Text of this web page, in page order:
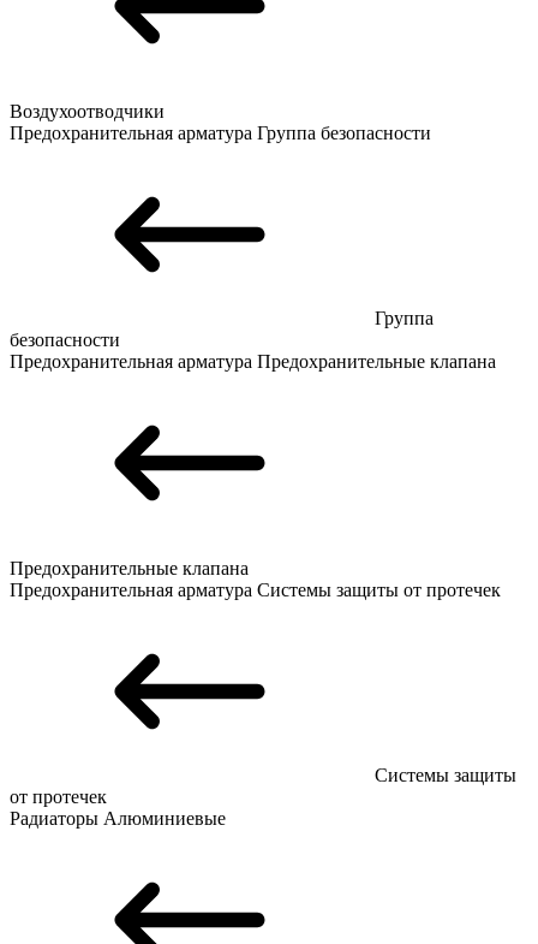
Воздухоотводчики
Предохранительная арматура Группа безопасности
Группа
безопасности
Предохранительная арматура Предохранительные клапана
Предохранительные клапана
Предохранительная арматура Системы защиты от протечек
Системы защиты
от протечек
Радиаторы Алюминиевые